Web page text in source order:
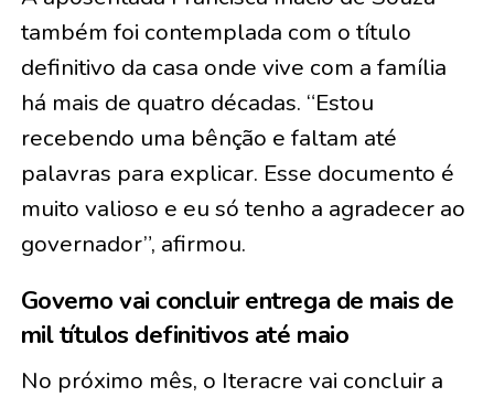
também foi contemplada com o título
definitivo da casa onde vive com a família
há mais de quatro décadas. “Estou
recebendo uma bênção e faltam até
palavras para explicar. Esse documento é
muito valioso e eu só tenho a agradecer ao
governador”, afirmou.
Governo vai concluir entrega de mais de
mil títulos definitivos até maio
No próximo mês, o Iteracre vai concluir a